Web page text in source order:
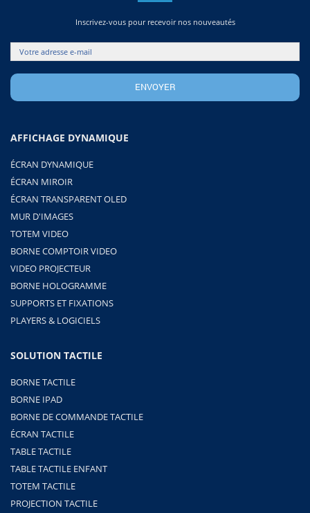
Inscrivez-vous pour recevoir nos nouveautés
AFFICHAGE DYNAMIQUE
ÉCRAN DYNAMIQUE
ÉCRAN MIROIR
ÉCRAN TRANSPARENT OLED
MUR D'IMAGES
TOTEM VIDEO
BORNE COMPTOIR VIDEO
VIDEO PROJECTEUR
BORNE HOLOGRAMME
SUPPORTS ET FIXATIONS
PLAYERS & LOGICIELS
SOLUTION TACTILE
BORNE TACTILE
BORNE IPAD
BORNE DE COMMANDE TACTILE
ÉCRAN TACTILE
TABLE TACTILE
TABLE TACTILE ENFANT
TOTEM TACTILE
PROJECTION TACTILE